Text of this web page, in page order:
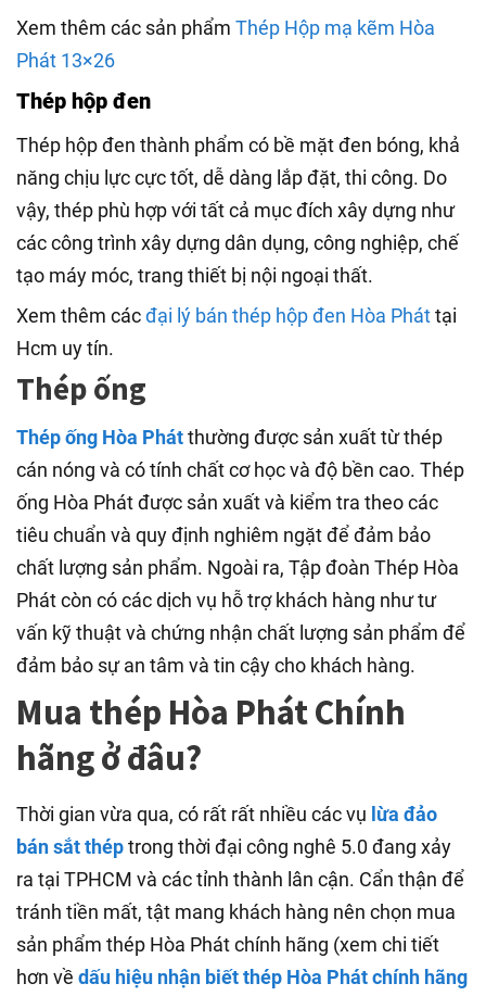
Xem thêm các sản phẩm Thép Hộp mạ kẽm Hòa
Phát 13×26
Thép hộp đen
Thép hộp đen thành phẩm có bề mặt đen bóng, khả
năng chịu lực cực tốt, dễ dàng lắp đặt, thi công. Do
vậy, thép phù hợp với tất cả mục đích xây dựng như
các công trình xây dựng dân dụng, công nghiệp, chế
tạo máy móc, trang thiết bị nội ngoại thất.
Xem thêm cácđại lý bán thép hộp đen Hòa Pháttại
Hcm uy tín.
Thép ống
Thép ống Hòa Phátthường được sản xuất từ thép
cán nóng và có tính chất cơ học và độ bền cao. Thép
ống Hòa Phát được sản xuất và kiểm tra theo các
tiêu chuẩn và quy định nghiêm ngặt để đảm bảo
chất lượng sản phẩm. Ngoài ra, Tập đoàn Thép Hòa
Phát còn có các dịch vụ hỗ trợ khách hàng như tư
vấn kỹ thuật và chứng nhận chất lượng sản phẩm để
đảm bảo sự an tâm và tin cậy cho khách hàng.
Mua thép Hòa Phát Chính
hãng ở đâu?
Thời gian vừa qua, có rất rất nhiều các vụ lừa đảo
bán sắt théptrong thời đại công nghê 5.0 đang xảy
ra tại TPHCM và các tỉnh thành lân cận. Cẩn thận để
tránh tiền mất, tật mang khách hàng nên chọn mua
sản phẩm thép Hòa Phát chính hãng (xem chi tiết
hơn về dấu hiệu nhận biết thép Hòa Phát chính hãng